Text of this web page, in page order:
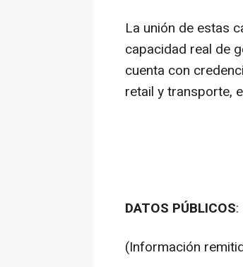
La unión de estas
capacidad real de
cuenta con
retail y transporte,
DATOS PÚBLICOS:
(Información